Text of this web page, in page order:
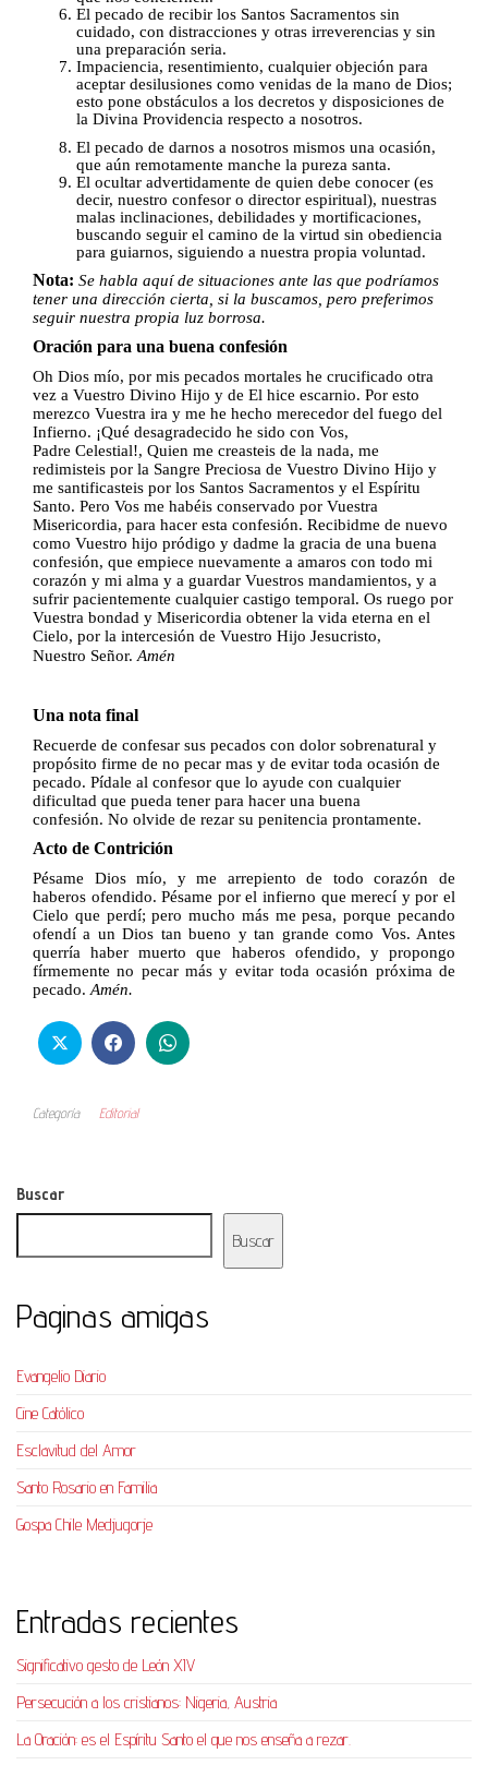
El pecado de recibir los Santos Sacramentos sin
cuidado, con distracciones y otras irreverencias y sin
una preparación seria.
Impaciencia, resentimiento, cualquier objeción para
aceptar desilusiones como venidas de la mano de Dios;
esto pone obstáculos a los decretos y disposiciones de
la Divina Providencia respecto a nosotros.
El pecado de darnos a nosotros mismos una ocasión,
que aún remotamente manche la pureza santa.
El ocultar advertidamente de quien debe conocer (es
decir, nuestro confesor o director espiritual), nuestras
malas inclinaciones, debilidades y mortificaciones,
buscando seguir el camino de la virtud sin obediencia
para guiarnos, siguiendo a nuestra propia voluntad.
Nota: Se habla aquí de situaciones ante las que podríamos
tener una dirección cierta, si la buscamos, pero preferimos
seguir nuestra propia luz borrosa.
Oración para una buena confesión
Oh Dios mío, por mis pecados mortales he crucificado otra
vez a Vuestro Divino Hijo y de El hice escarnio. Por esto
merezco Vuestra ira y me he hecho merecedor del fuego del
Infierno. ¡Qué desagradecido he sido con Vos,
Padre Celestial!, Quien me creasteis de la nada, me
redimisteis por la Sangre Preciosa de Vuestro Divino Hijo y
me santificasteis por los Santos Sacramentos y el Espíritu
Santo. Pero Vos me habéis conservado por Vuestra
Misericordia, para hacer esta confesión. Recibidme de nuevo
como Vuestro hijo pródigo y dadme la gracia de una buena
confesión, que empiece nuevamente a amaros con todo mi
corazón y mi alma y a guardar Vuestros mandamientos, y a
sufrir pacientemente cualquier castigo temporal. Os ruego por
Vuestra bondad y Misericordia obtener la vida eterna en el
Cielo, por la intercesión de Vuestro Hijo Jesucristo,
Nuestro Señor. Amén
Una nota final
Recuerde de confesar sus pecados con dolor sobrenatural y
propósito firme de no pecar mas y de evitar toda ocasión de
pecado. Pídale al confesor que lo ayude con cualquier
dificultad que pueda tener para hacer una buena
confesión. No olvide de rezar su penitencia prontamente.
Acto de Contrición
Pésame Dios mío, y me arrepiento de todo corazón de
haberos ofendido.Pésame por el infierno que merecí y por el
Cielo que perdí; pero mucho más mepesa, porque pecando
ofendí a un Dios tan bueno y tan grande como Vos. Antes
querría haber muerto que haberos ofendido, y propongo
fírmemente no pecar más y evitar toda ocasión próxima de
pecado. Amén.
Categoría Editorial
Buscar
Buscar
Paginas amigas
Evangelio Diario
Cine Católico
Esclavitud del Amor
Santo Rosario en Familia
Gospa Chile Medjugorje
Entradas recientes
Significativo gesto de León XIV
Persecución a los cristianos: Nigeria, Austria
La Oración: es el Espíritu Santo el que nos enseña a rezar.